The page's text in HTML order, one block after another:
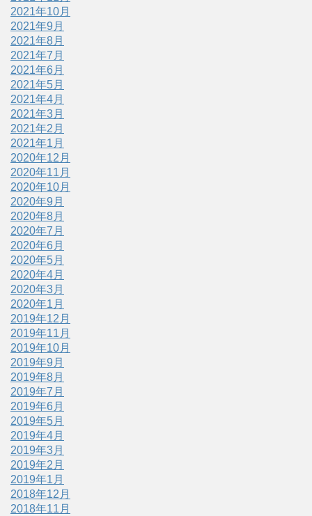
2021年10月
2021年9月
2021年8月
2021年7月
2021年6月
2021年5月
2021年4月
2021年3月
2021年2月
2021年1月
2020年12月
2020年11月
2020年10月
2020年9月
2020年8月
2020年7月
2020年6月
2020年5月
2020年4月
2020年3月
2020年1月
2019年12月
2019年11月
2019年10月
2019年9月
2019年8月
2019年7月
2019年6月
2019年5月
2019年4月
2019年3月
2019年2月
2019年1月
2018年12月
2018年11月